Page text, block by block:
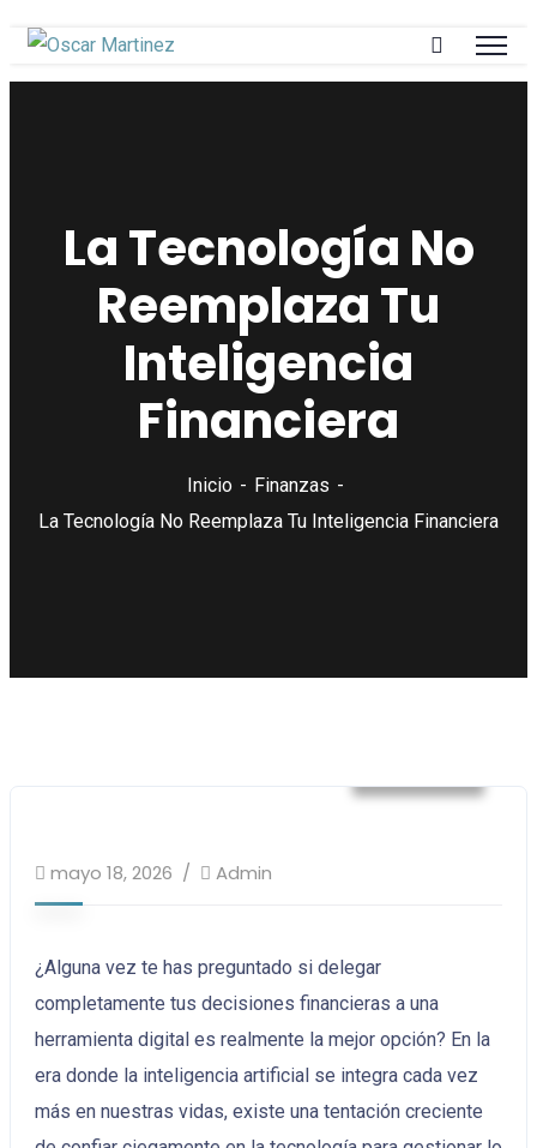
La Tecnología No
Reemplaza Tu
Inteligencia
Financiera
Inicio
Finanzas
La Tecnología No Reemplaza Tu Inteligencia Financiera
mayo 18, 2026 Admin
¿Alguna vez te has preguntado si delegar
completamente tus decisiones financieras a una
herramienta digital es realmente la mejor opción? En la
era donde la inteligencia artificial se integra cada vez
más en nuestras vidas, existe una tentación creciente